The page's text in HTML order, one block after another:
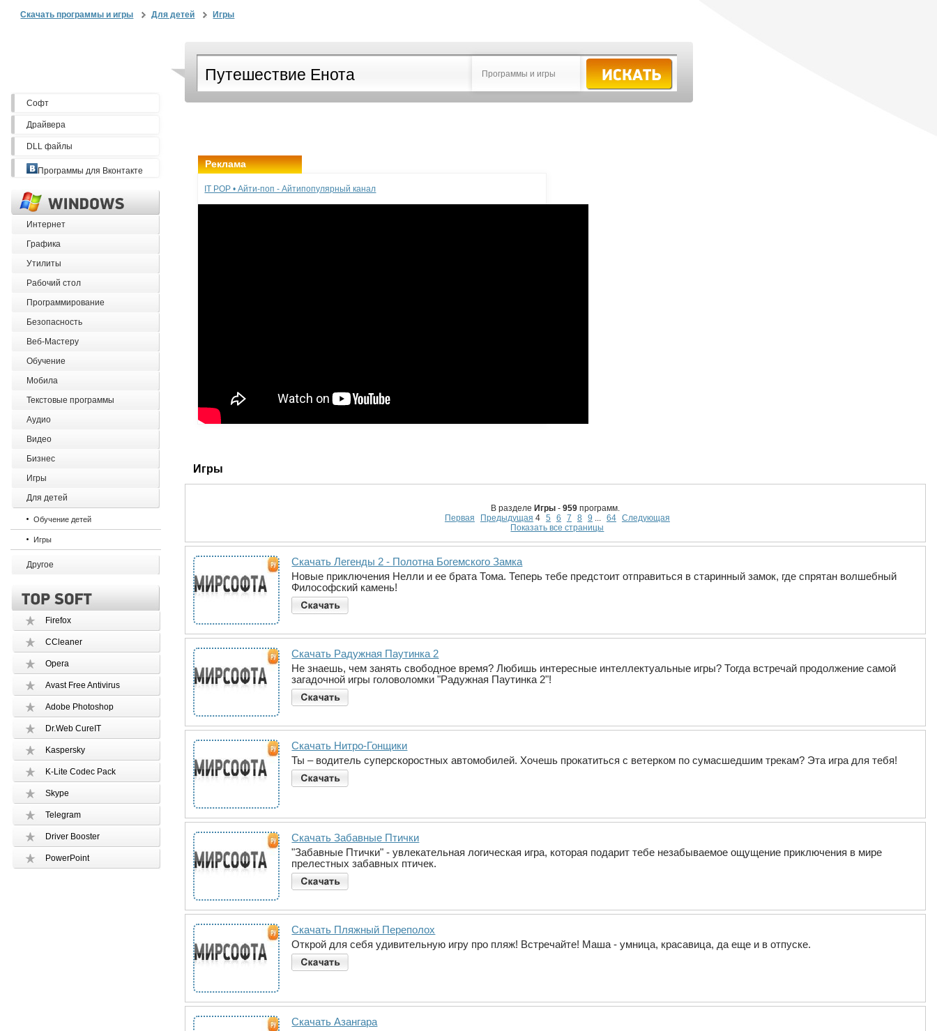
Скачать программы и игры Для детей Игры
Программы и игры
Софт
Драйвера
DLL файлы
Программы для Вконтакте
Интернет
Графика
Утилиты
Рабочий стол
Программирование
Безопасность
Веб-Мастеру
Обучение
Мобила
Текстовые программы
Аудио
Видео
Бизнес
Игры
Для детей
Обучение детей
Игры
Другое
Firefox
CCleaner
Opera
Avast Free Antivirus
Adobe Photoshop
Dr.Web CureIT
Kaspersky
K-Lite Codec Pack
Skype
Telegram
Driver Booster
PowerPoint
Реклама
IT POP • Айти-поп - Айтипопулярный канал
Игры
В разделе Игры -959 программ.
Первая
Предыдущая 4 5 6 7 8 9 ... 64 Следующая
Показать все страницы
Скачать Легенды 2 - Полотна Богемского Замка
Новые приключения Нелли и ее брата Тома. Теперь тебе предстоит отправиться в старинный замок, где спрятан волшебный
Философский камень!
Скачать Радужная Паутинка 2
Не знаешь, чем занять свободное время? Любишь интересные интеллектуальные игры? Тогда встречай продолжение самой
загадочной игры головоломки "Радужная Паутинка 2"!
Скачать Нитро-Гонщики
Ты – водитель суперскоростных автомобилей. Хочешь прокатиться с ветерком по сумасшедшим трекам? Эта игра для тебя!
Скачать Забавные Птички
"Забавные Птички" - увлекательная логическая игра, которая подарит тебе незабываемое ощущение приключения в мире
прелестных забавных птичек.
Скачать Пляжный Переполох
Открой для себя удивительную игру про пляж! Встречайте! Маша - умница, красавица, да еще и в отпуске.
Скачать Азангара